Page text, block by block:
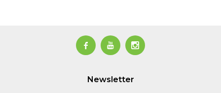
  
Newsletter